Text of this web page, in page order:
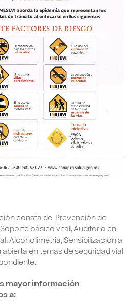
consta de: Prevención de
básico vital, Auditoria en
Alcoholimetría, Sensibilización a
en temas de seguridad vial
mayor información
a: